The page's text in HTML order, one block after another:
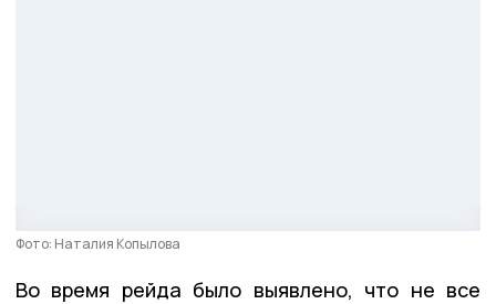
Фото: Наталия Копылова
Во время рейда было выявлено, что не все